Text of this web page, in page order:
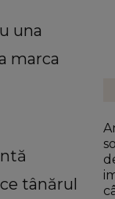
una
marca
tânărul